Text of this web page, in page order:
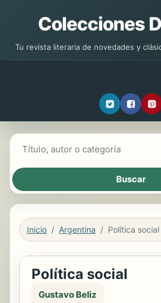
Colecciones
Tu revista literaria de novedades y
Inicio Argentina Política social
Política social
Gustavo Beliz